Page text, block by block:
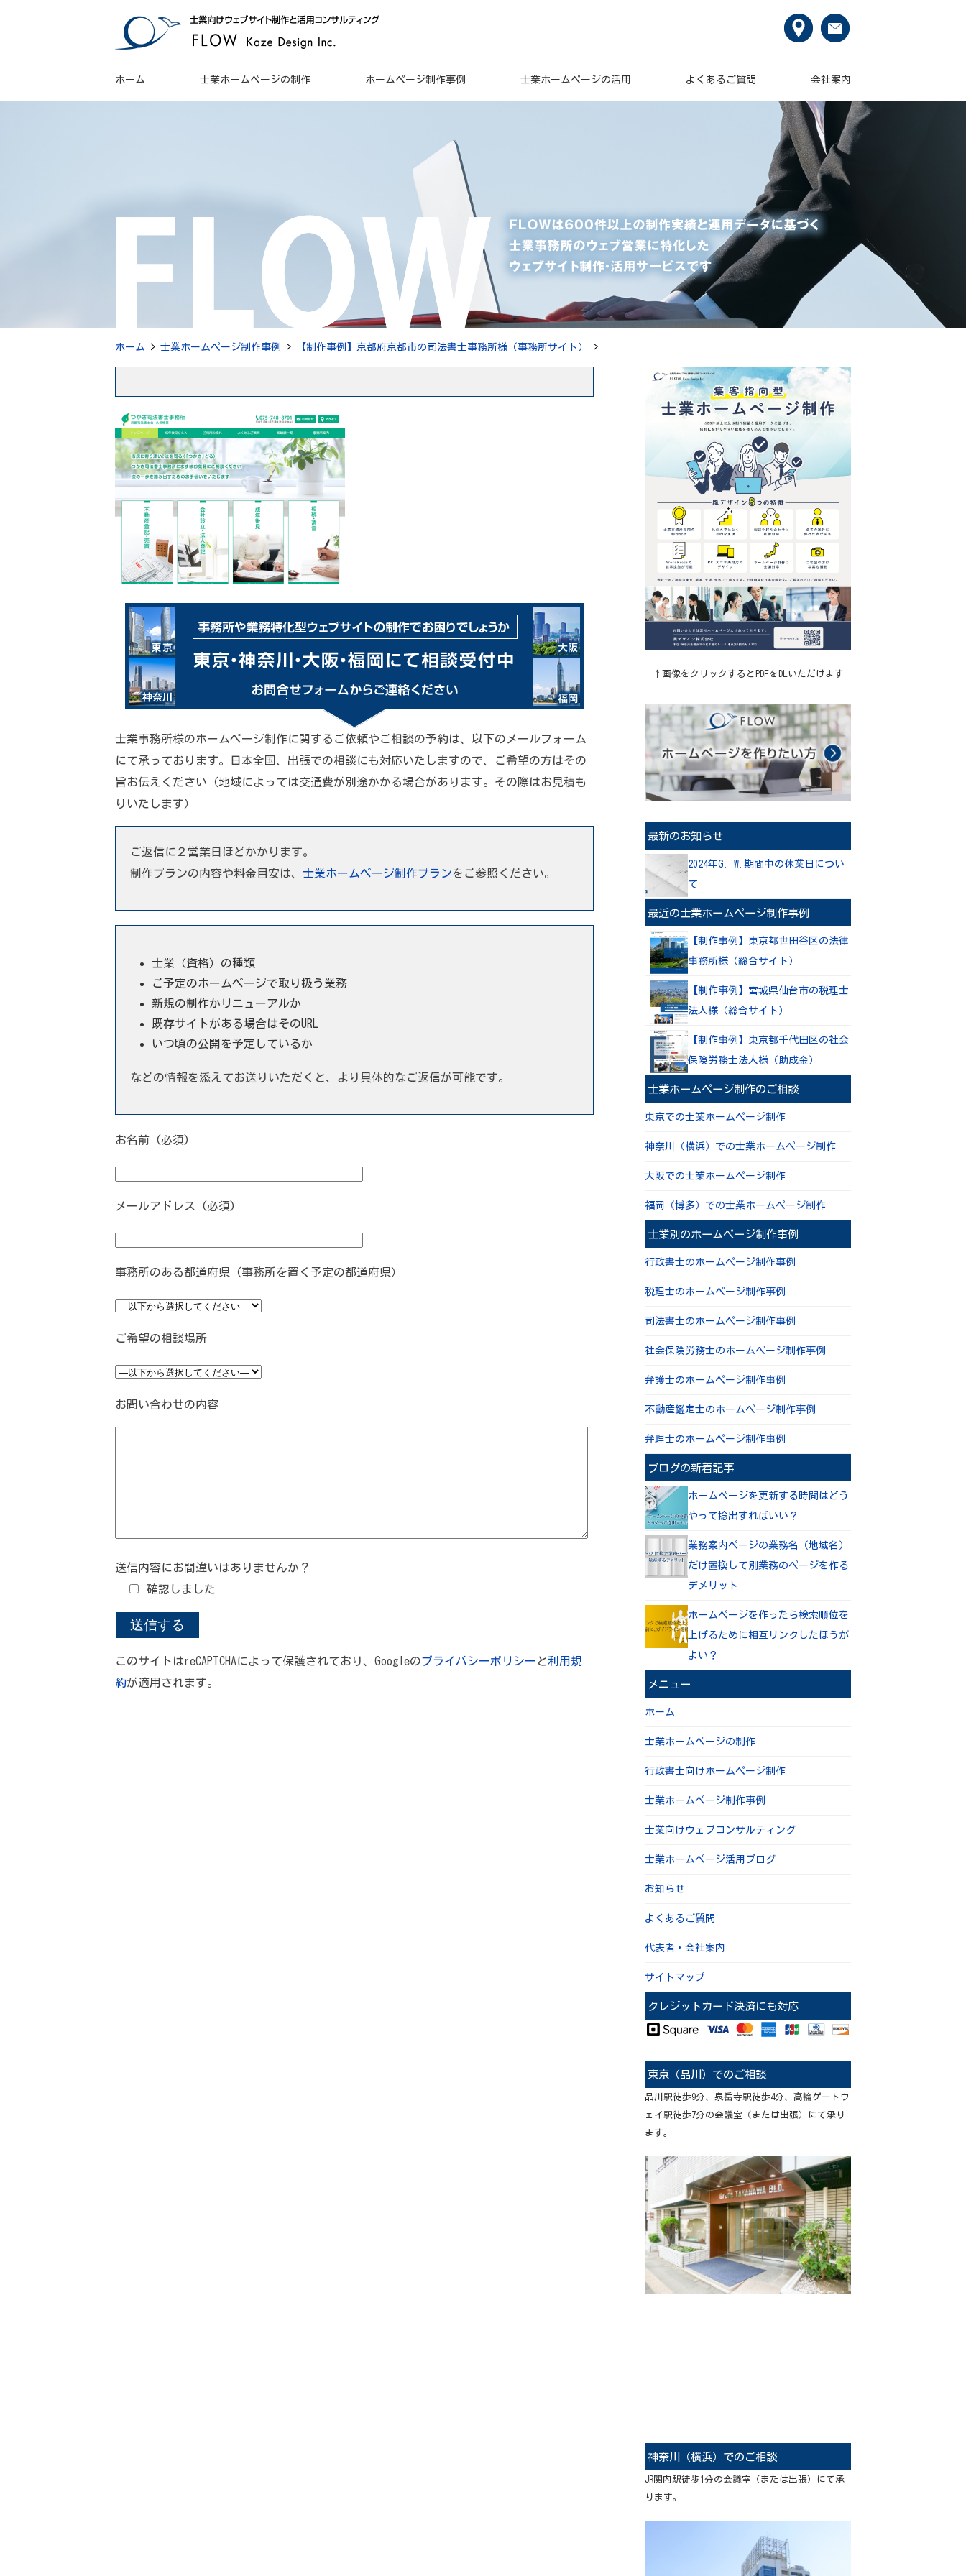
ホーム 士業ホームページの制作 ホームページ制作事例 士業ホームページの活用 よくあるご質問 会社案内
ホーム > 士業ホームページ制作事例 > 【制作事例】京都府京都市の司法書士事務所様（事務所サイト） >
士業事務所様のホームページ制作に関するご依頼やご相談の予約は、以下のメールフォーム
にて承っております。日本全国、出張での相談にも対応いたしますので、ご希望の方はその
旨お伝えください（地域によっては交通費が別途かかる場合があります。その際はお見積も
りいたします）
ご返信に２営業日ほどかかります。
制作プランの内容や料金目安は、 士業ホームページ制作プランをご参照ください。
士業（資格）の種類
ご予定のホームページで取り扱う業務
新規の制作かリニューアルか
既存サイトがある場合はそのURL
いつ頃の公開を予定しているか
などの情報を添えてお送りいただくと、より具体的なご返信が可能です。
お名前 (必須)
メールアドレス (必須)
事務所のある都道府県（事務所を置く予定の都道府県）
ご希望の相談場所
お問い合わせの内容
送信内容にお間違いはありませんか？
確認しました
このサイトはreCAPTCHAによって保護されており、Googleのプライバシーポリシー と利用規
約が適用されます。
↑画像をクリックするとPDFをDLいただけます
最新のお知らせ
2024年G. W.期間中の休業日につい
て
最近の士業ホームページ制作事例
【制作事例】東京都世田谷区の法律
事務所様（総合サイト）
【制作事例】宮城県仙台市の税理士
法人様（総合サイト）
【制作事例】東京都千代田区の社会
保険労務士法人様（助成金）
士業ホームページ制作のご相談
東京での士業ホームページ制作
神奈川（横浜）での士業ホームページ制作
大阪での士業ホームページ制作
福岡（博多）での士業ホームページ制作
士業別のホームページ制作事例
行政書士のホームページ制作事例
税理士のホームページ制作事例
司法書士のホームページ制作事例
社会保険労務士のホームページ制作事例
弁護士のホームページ制作事例
不動産鑑定士のホームページ制作事例
弁理士のホームページ制作事例
ブログの新着記事
ホームページを更新する時間はどう
やって捻出すればいい？
業務案内ページの業務名（地域名）
だけ置換して別業務のページを作る
デメリット
ホームページを作ったら検索順位を
上げるために相互リンクしたほうが
よい？
メニュー
ホーム
士業ホームページの制作
行政書士向けホームページ制作
士業ホームページ制作事例
士業向けウェブコンサルティング
士業ホームページ活用ブログ
お知らせ
よくあるご質問
代表者・会社案内
サイトマップ
クレジットカード決済にも対応
東京（品川）でのご相談
品川駅徒歩9分、泉岳寺駅徒歩4分、高輪ゲートウ
ェイ駅徒歩7分の会議室（または出張）にて承り
ます。
神奈川（横浜）でのご相談
JR関内駅徒歩1分の会議室（または出張）にて承
ります。